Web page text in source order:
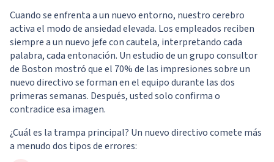
Cuando se enfrenta a un nuevo entorno, nuestro cerebro
activa el modo de ansiedad elevada. Los empleados reciben
siempre a un nuevo jefe con cautela, interpretando cada
palabra, cada entonación. Un estudio de un grupo consultor
de Boston mostró que el 70% de las impresiones sobre un
nuevo directivo se forman en el equipo durante las dos
primeras semanas. Después, usted solo confirma o
contradice esa imagen.
¿Cuál es la trampa principal? Un nuevo directivo comete más
a menudo dos tipos de errores: